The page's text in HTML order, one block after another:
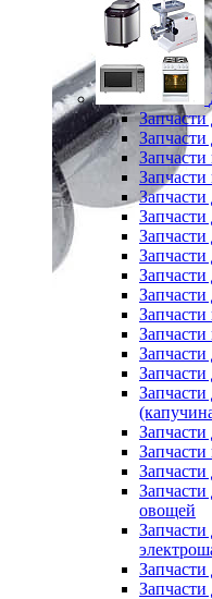
Запчасти
Запчасти
Запчасти
Запчасти
Запчасти
Запчасти
Запчасти
Запчасти
овощей
Запчасти
Запчасти
Запчасти